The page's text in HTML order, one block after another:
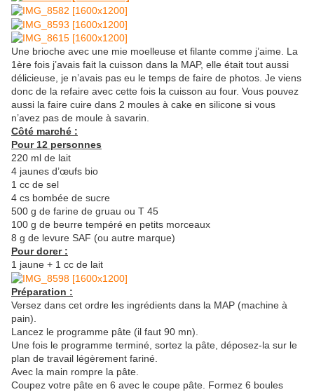
Une brioche avec une mie moelleuse et filante comme j’aime. La
1ère fois j’avais fait la cuisson dans la MAP, elle était tout aussi
délicieuse, je n’avais pas eu le temps de faire de photos. Je viens
donc de la refaire avec cette fois la cuisson au four. Vous pouvez
aussi la faire cuire dans 2 moules à cake en silicone si vous
n’avez pas de moule à savarin.
Côté marché :
Pour 12 personnes
220 ml de lait
4 jaunes d’œufs bio
1 cc de sel
4 cs bombée de sucre
500 g de farine de gruau ou T 45
100 g de beurre tempéré en petits morceaux
8 g de levure SAF (ou autre marque)
Pour dorer :
1 jaune + 1 cc de lait
Préparation :
Versez dans cet ordre les ingrédients dans la MAP (machine à
pain).
Lancez le programme pâte (il faut 90 mn).
Une fois le programme terminé, sortez la pâte, déposez-la sur le
plan de travail légèrement fariné.
Avec la main rompre la pâte.
Coupez votre pâte en 6 avec le coupe pâte. Formez 6 boules